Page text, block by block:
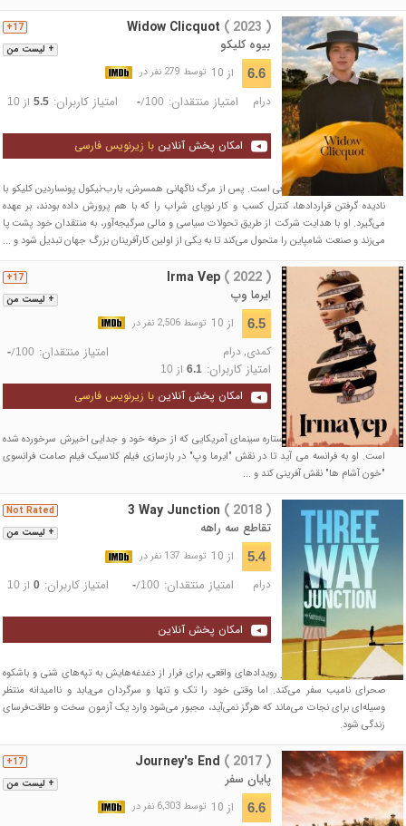
+ لیست من
17+ Widow Clicquot ( 2023 )
بیوه کلیکو
6.6 از 10 توسط 279 نفر در
درام امتیاز منتقدان: -/100 امتیاز کاربران: 5.5از 10
امکان پخش آنلاین با زیرنویس فارسی
فیلم بر اساس داستانی واقعی است. پس از مرگ ناگهانی همسرش، بارب-نیکول پونساردین کلیکو با
نادیده گرفتن قراردادها، کنترل کسب و کار نوپای شراب را که با هم پرورش داده بودند، بر عهده
می‌گیرد. او با هدایت شرکت از طریق تحولات سیاسی و مالی سرگیجه‌آور، به منتقدان خود پشت پا
می‌زند و صنعت شامپاین را متحول می‌کند تا به یکی از اولین کارآفرینان بزرگ جهان تبدیل شود و ...
+ لیست من
17+ Irma Vep ( 2022 )
ایرما وپ
6.5 از 10 توسط 2,506 نفر در
کمدی,درام امتیاز منتقدان: -/100
امتیاز کاربران: 6.1از 10
امکان پخش آنلاین با زیرنویس فارسی
سریال داستان "میرا" یک ستاره سینمای آمریکایی که از حرفه خود و جدایی اخیرش سرخورده شده
است. او به فرانسه می آید تا در نقش "ایرما وپ" در بازسازی فیلم کلاسیک فیلم صامت فرانسوی
"خون آشام ها" نقش آفرینی کند و ...
+ لیست من
Not Rated 3 Way Junction ( 2018 )
تقاطع سه راهه
5.4 از 10 توسط 137 نفر در
درام امتیاز منتقدان: -/100 امتیاز کاربران: 0از 10
امکان پخش آنلاین
یک معمار لندنی با الهام از رویدادهای واقعی، برای فرار از دغدغه‌هایش به تپه‌های شنی و باشکوه
صحرای نامیب سفر می‌کند. اما وقتی خود را تک و تنها و سرگردان می‌یابد و ناامیدانه منتظر
وسیله‌ای برای نجات می‌ماند که هرگز نمی‌آید، مجبور می‌شود وارد یک آزمون سخت و طاقت‌فرسای
زندگی شود.
+ لیست من
17+ Journey's End ( 2017 )
پایان سفر
6.6 از 10 توسط 6,303 نفر در